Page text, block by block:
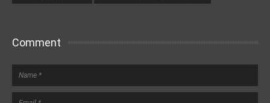
Comment